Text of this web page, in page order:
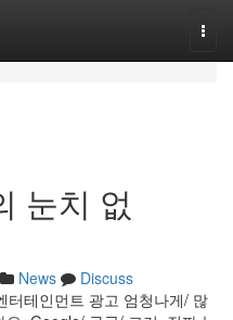
눈치 없
News
Discuss
터테인먼트 광고 엄청나게/ 많